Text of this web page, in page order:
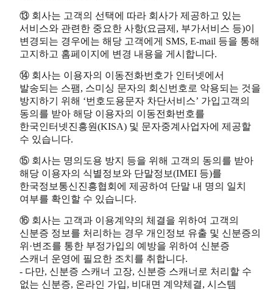
⑬ 회사는 고객의 선택에 따라 회사가 제공하고 있는
서비스와 관련한 중요한 사항(요금제, 부가서비스 등)이
변경되는 경우에는 해당 고객에게 SMS, E-mail 등을 통해
고지하고 홈페이지에 변경 내용을 게시합니다.
⑭ 회사는 이용자의 이동전화번호가 인터넷에서
발송되는 스팸, 스미싱 문자의 회신번호로 악용되는 것을
방지하기 위해 ‘번호도용문자 차단서비스’ 가입고객의
동의를 받아 해당 이용자의 이동전화번호를
한국인터넷진흥원(KISA) 및 문자중계사업자에 제공할
수 있습니다.
⑮ 회사는 명의도용 방지 등을 위해 고객의 동의를 받아
해당 이용자의 식별정보와 단말정보(IMEI 등)를
한국정보통신진흥협회에 제공하여 단말 내 명의 일치
여부를 확인할 수 있습니다.
⑯ 회사는 고객과 이용계약의 체결을 위하여 고객의
신분증 정보를 처리하는 경우 개인정보 유출 및 신분증의
위·변조를 통한 부정가입의 예방을 위하여 신분증
스캐너 운영에 필요한 조치를 취합니다.
- 다만, 신분증 스캐너 고장, 신분증 스캐너로 처리할 수
없는 신분증, 온라인 가입, 비대면 계약체결, 시스템